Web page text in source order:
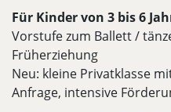
Für Kinder von 3 bis 6
Vorstufe zum Ballett /
Früherziehung
Neu: kleine Privatklasse
Anfrage, intensive